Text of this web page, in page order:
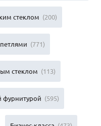
стеклом (200)
(771)
стеклом (113)
фурнитурой (595)